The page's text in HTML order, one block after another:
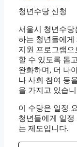
청년수당 신청
서울시 청년수당
하는 청년들에게
지원 프로그램으
할 수 있도록 돕
완화하며, 더 나
나 사회 참여 등
을 가지고 있습
이 수당은 일정
청년들에게 일정
는 제도입니다.